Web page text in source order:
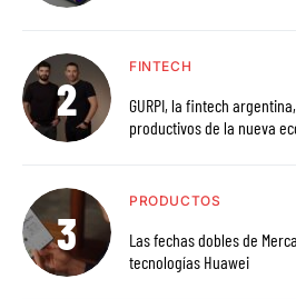
FINTECH
GURPI, la fintech argentina, habilita el acceso a activos
productivos de la nueva
PRODUCTOS
Las fechas dobles de
tecnologías Huawei